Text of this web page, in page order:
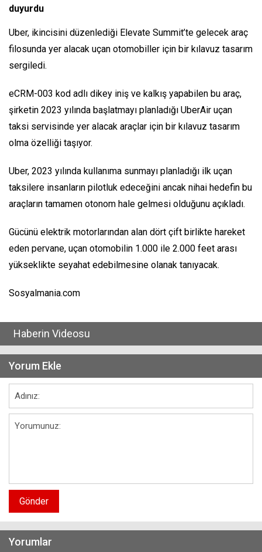
duyurdu
Uber, ikincisini düzenlediği Elevate Summit’te gelecek araç
filosunda yer alacak uçan otomobiller için bir kılavuz tasarım
sergiledi.
eCRM-003 kod adlı dikey iniş ve kalkış yapabilen bu araç,
şirketin 2023 yılında başlatmayı planladığı UberAir uçan
taksi servisinde yer alacak araçlar için bir kılavuz tasarım
olma özelliği taşıyor.
Uber, 2023 yılında kullanıma sunmayı planladığı ilk uçan
taksilere insanların pilotluk edeceğini ancak nihai hedefin bu
araçların tamamen otonom hale gelmesi olduğunu açıkladı.
Gücünü elektrik motorlarından alan dört çift birlikte hareket
eden pervane, uçan otomobilin 1.000 ile 2.000 feet arası
yükseklikte seyahat edebilmesine olanak tanıyacak.
Sosyalmania.com
Haberin Videosu
Yorum Ekle
Gönder
Yorumlar